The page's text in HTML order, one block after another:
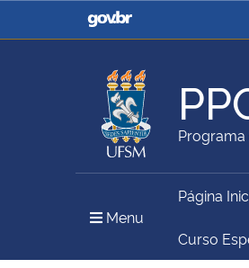
Casa Civil
Ministério da Agricultura,
Pecuária e Abastecimento
Ministério do Meio Ambiente
Menu
Página
Curso